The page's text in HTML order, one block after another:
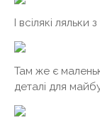
І всілякі ляльки
Там же є
деталі для